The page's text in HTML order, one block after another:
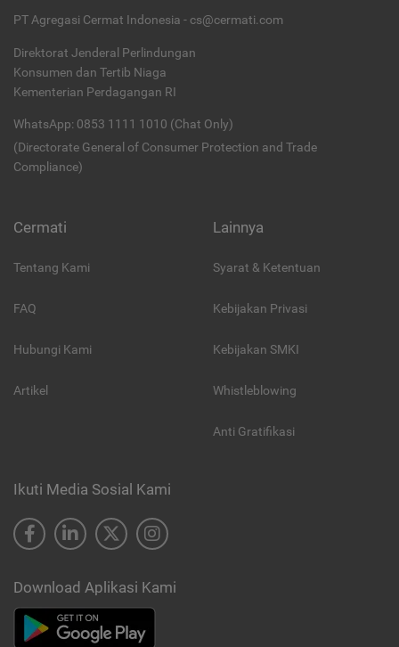
PT Agregasi Cermat Indonesia - cs@cermati.com
Direktorat Jenderal Perlindungan
Konsumen dan Tertib Niaga
Kementerian Perdagangan RI
WhatsApp: 0853 1111 1010 (Chat Only)
(Directorate General of Consumer Protection and Trade
Compliance)
Cermati
Tentang Kami
FAQ
Hubungi Kami
Artikel
Lainnya
Syarat & Ketentuan
Kebijakan Privasi
Kebijakan SMKI
Whistleblowing
Anti Gratifikasi
Ikuti Media Sosial Kami
Download Aplikasi Kami